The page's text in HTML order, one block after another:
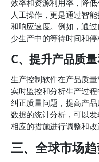
效率和资源利用率，降
人工操作，更是通过智
和响应速度。例如，通
少生产中的等待时间和停
C、提升产品质
生产控制软件在产品质
实时监控和分析生产过
纠正质量问题，提高产
数据的统计分析，可以
相应的措施进行调整和改
三、全球市场